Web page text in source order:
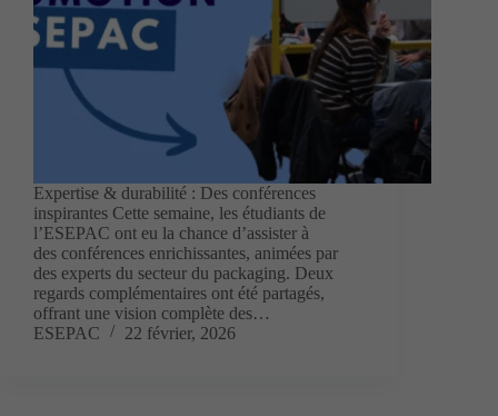
Expertise & durabilité : Des conférences
inspirantes Cette semaine, les étudiants de
l’ESEPAC ont eu la chance d’assister à
des conférences enrichissantes, animées par
des experts du secteur du packaging. Deux
regards complémentaires ont été partagés,
offrant une vision complète des…
ESEPAC
22 février, 2026